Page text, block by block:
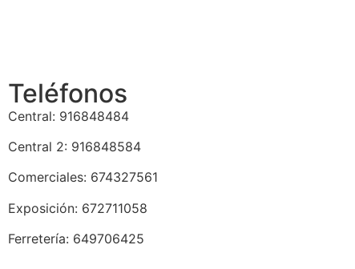
Teléfonos
Central: 916848484
Central 2: 916848584
Comerciales: 674327561
Exposición: 672711058
Ferretería: 649706425